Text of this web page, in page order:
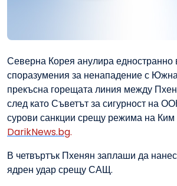
Северна Корея анулира едностранно
споразумения за ненападение с
прекъсна горещата линия между
след като Съветът за сигурност на
сурови санкции срещу режима на
DarikNews.bg.
В четвъртък Пхенян заплаши да
ядрен удар срещу САЩ.